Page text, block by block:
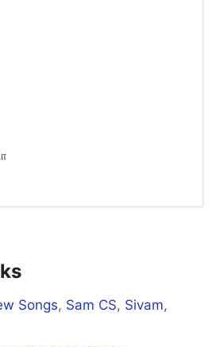
Songs, Sam CS, Sivam,